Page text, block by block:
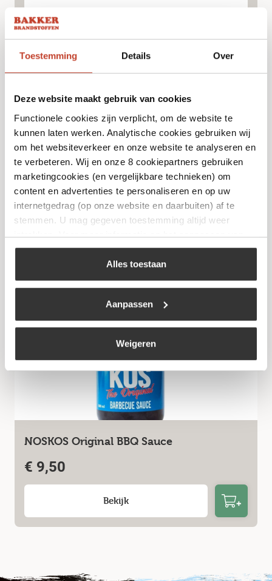
Toestemming Details Over
Deze website maakt gebruik van cookies
Functionele cookies zijn verplicht, om de website te
kunnen laten werken. Analytische cookies gebruiken wij
om het websiteverkeer en onze website te analyseren en
te verbeteren. Wij en onze 8 cookiepartners gebruiken
marketingcookies (en vergelijkbare technieken) om
content en advertenties te personaliseren en op uw
internetgedrag (op onze website en daarbuiten) af te
stemmen. U mag gegeven toestemming altijd weer
intrekken. Voor meer informatie en het aanpassen van
uw keuze op onze website verwijzen wij u naar ons
Alles toestaan
Aanpassen
Weigeren
Angus & Oink – Winner Winner Chicken
Dinner
€14,99
NOSKOS Original BBQ Sauce
€ 9,50
Bekijk